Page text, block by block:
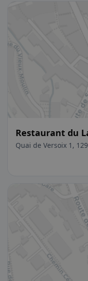
Restaurant du
Quai de Versoix 1,